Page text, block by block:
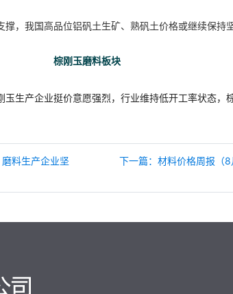
撑，我国高品位铝矾土生矿、熟矾土价格或继续保持坚
棕刚玉磨料板块
生产企业挺价意愿强烈，行业维持低开工率状态
料生产企业坚
下一篇：材料价格周报（